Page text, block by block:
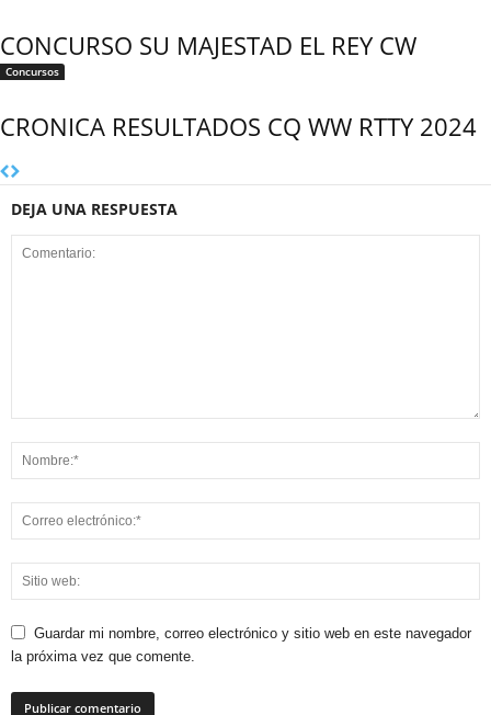
CONCURSO SU MAJESTAD EL REY CW
Concursos
CRONICA RESULTADOS CQ WW RTTY 2024
DEJA UNA RESPUESTA
Guardar mi nombre, correo electrónico y sitio web en este navegador
la próxima vez que comente.